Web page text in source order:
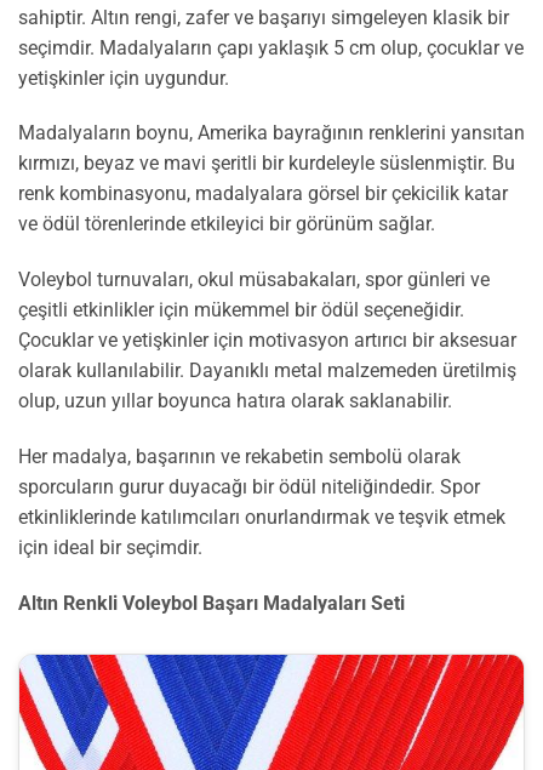
sahiptir. Altın rengi, zafer ve başarıyı simgeleyen klasik bir
seçimdir. Madalyaların çapı yaklaşık 5 cm olup, çocuklar ve
yetişkinler için uygundur.
Madalyaların boynu, Amerika bayrağının renklerini yansıtan
kırmızı, beyaz ve mavi şeritli bir kurdeleyle süslenmiştir. Bu
renk kombinasyonu, madalyalara görsel bir çekicilik katar
ve ödül törenlerinde etkileyici bir görünüm sağlar.
Voleybol turnuvaları, okul müsabakaları, spor günleri ve
çeşitli etkinlikler için mükemmel bir ödül seçeneğidir.
Çocuklar ve yetişkinler için motivasyon artırıcı bir aksesuar
olarak kullanılabilir. Dayanıklı metal malzemeden üretilmiş
olup, uzun yıllar boyunca hatıra olarak saklanabilir.
Her madalya, başarının ve rekabetin sembolü olarak
sporcuların gurur duyacağı bir ödül niteliğindedir. Spor
etkinliklerinde katılımcıları onurlandırmak ve teşvik etmek
için ideal bir seçimdir.
Altın Renkli Voleybol Başarı Madalyaları Seti